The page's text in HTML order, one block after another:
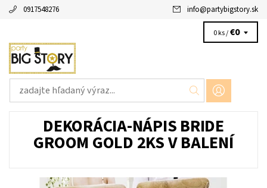
0917548276 info@partybigstory.sk
0 ks /€0
DEKORÁCIA-NÁPIS BRIDE
GROOM GOLD 2KS V BALENÍ